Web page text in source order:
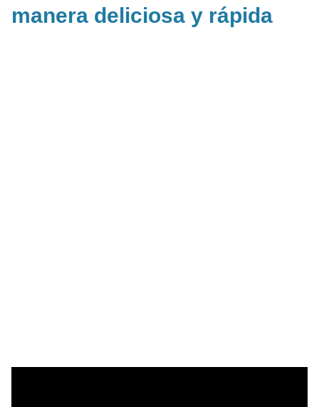
manera deliciosa y rápida